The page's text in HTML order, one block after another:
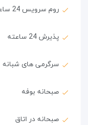
روم سرویس 24 ساعته
پذیرش 24 ساعته
سرگرمی های شبانه
صبحانه بوفه
صبحانه در اتاق